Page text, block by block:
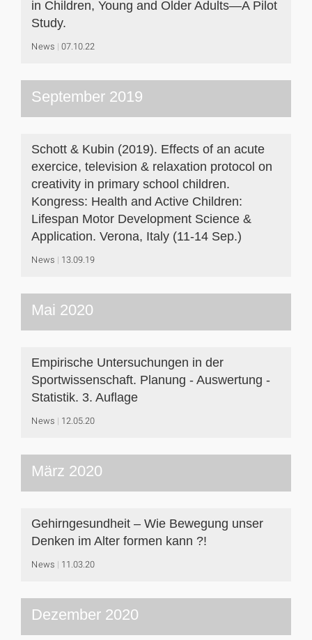
in Children, Young and Older Adults—A Pilot
Study.
News 07.10.22
September 2019
Schott & Kubin (2019). Effects of an acute
exercice, television & relaxation protocol on
creativity in primary school children.
Kongress: Health and Active Children:
Lifespan Motor Development Science &
Application. Verona, Italy (11-14 Sep.)
News 13.09.19
Mai 2020
Empirische Untersuchungen in der
Sportwissenschaft. Planung - Auswertung -
Statistik. 3. Auflage
News 12.05.20
März 2020
Gehirngesundheit – Wie Bewegung unser
Denken im Alter formen kann ?!
News 11.03.20
Dezember 2020